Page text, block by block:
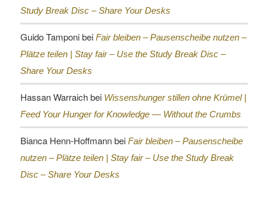
Study Break Disc – Share Your Desks
Guido Tamponibei Fair bleiben – Pausenscheibe nutzen –
Plätze teilen | Stay fair – Use the Study Break Disc –
Share Your Desks
Hassan Warraichbei Wissenshunger stillen ohne Krümel |
Feed Your Hunger for Knowledge — Without the Crumbs
Bianca Henn-Hoffmannbei Fair bleiben – Pausenscheibe
nutzen – Plätze teilen | Stay fair – Use the Study Break
Disc – Share Your Desks